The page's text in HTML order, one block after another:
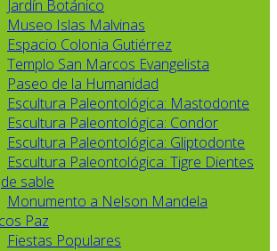
Jardín Botánico
Museo Islas Malvinas
Espacio Colonia Gutiérrez
Templo San Marcos Evangelista
Paseo de la Humanidad
Escultura Paleontológica: Mastodonte
Escultura Paleontológica: Condor
Escultura Paleontológica: Gliptodonte
Escultura Paleontológica: Tigre Dientes
de sable
Monumento a Nelson Mandela
Paz
Fiestas Populares